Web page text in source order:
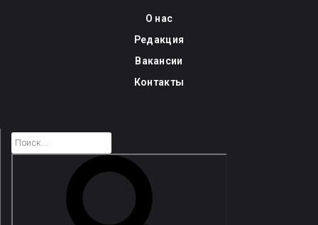
О нас
Редакция
Вакансии
Контакты